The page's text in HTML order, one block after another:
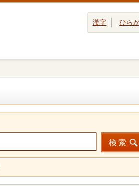
漢字 ひら
検索